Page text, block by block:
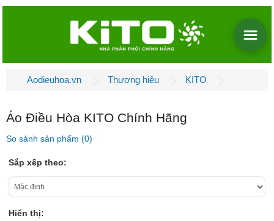
Aodieuhoa.vn Thương hiệu KITO
Áo Điều Hòa KITO Chính Hãng
So sánh sản phẩm (0)
Sắp xếp theo:
Hiển thị: